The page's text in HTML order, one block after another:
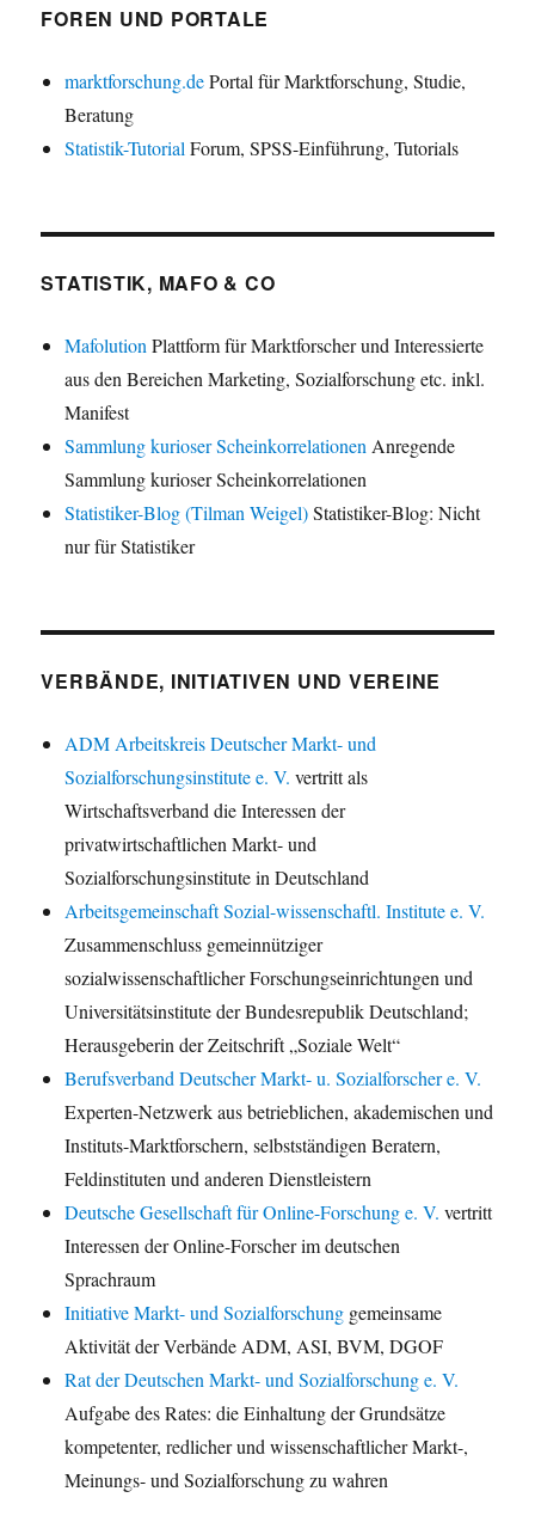
FOREN UND PORTALE
marktforschung.dePortal für Marktforschung, Studie,
Beratung
Statistik-Tutorial Forum, SPSS-Einführung, Tutorials
STATISTIK, MAFO & CO
Mafolution Plattform für Marktforscher und Interessierte
aus den Bereichen Marketing, Sozialforschung etc. inkl.
Manifest
Sammlung kurioser Scheinkorrelationen Anregende
Sammlung kurioser Scheinkorrelationen
Statistiker-Blog (Tilman Weigel)Statistiker-Blog: Nicht
nur für Statistiker
VERBÄNDE, INITIATIVEN UND VEREINE
ADM Arbeitskreis Deutscher Markt- und
Sozialforschungsinstitute e. V. vertritt als
Wirtschaftsverband die Interessen der
privatwirtschaftlichen Markt- und
Sozialforschungsinstitute in Deutschland
Arbeitsgemeinschaft Sozial-wissenschaftl. Institute e. V.
Zusammenschluss gemeinnütziger
sozialwissenschaftlicher Forschungseinrichtungen und
Universitätsinstitute der Bundesrepublik Deutschland;
Herausgeberin der Zeitschrift „Soziale Welt“
Berufsverband Deutscher Markt- u. Sozialforscher e. V.
Experten-Netzwerk aus betrieblichen, akademischen und
Instituts-Marktforschern, selbstständigen Beratern,
Feldinstituten und anderen Dienstleistern
Deutsche Gesellschaft für Online-Forschung e. V. vertritt
Interessen der Online-Forscher im deutschen
Sprachraum
Initiative Markt- und Sozialforschung gemeinsame
Aktivität der Verbände ADM, ASI, BVM, DGOF
Rat der Deutschen Markt- und Sozialforschung e. V.
Aufgabe des Rates: die Einhaltung der Grundsätze
kompetenter, redlicher und wissenschaftlicher Markt-,
Meinungs- und Sozialforschung zu wahren